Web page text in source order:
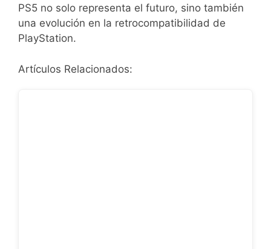
PS5 no solo representa el futuro, sino también
una evolución en la retrocompatibilidad de
PlayStation.
Artículos Relacionados: